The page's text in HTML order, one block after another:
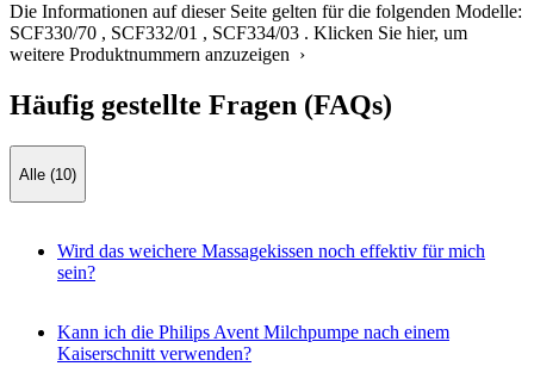
Die Informationen auf dieser Seite gelten für die folgenden Modelle:
SCF330/70 , SCF332/01 , SCF334/03 . Klicken Sie hier, um
weitere Produktnummern anzuzeigen ›
Häufig gestellte Fragen (FAQs)
Alle (10)
Wird das weichere Massagekissen noch effektiv für mich
sein?
Kann ich die Philips Avent Milchpumpe nach einem
Kaiserschnitt verwenden?